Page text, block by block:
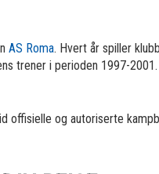
AS Roma. Hvert år spiller
trener i perioden 1997-
og autoriserte